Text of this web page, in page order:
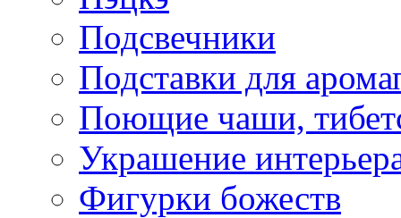
Подсвечники
Подставки для
Поющие чаши,
Украшение
Фигурки божеств